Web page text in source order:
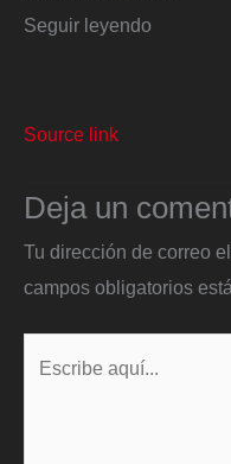
Seguir leyendo
Source link
Deja un
Tu dirección de correo
campos obligatorios